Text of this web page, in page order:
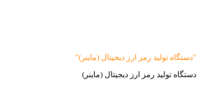
"دستگاه تولید رمز ارز دیجیتال (ماینر)"
دستگاه تولید رمز ارز دیجیتال (ماینر)